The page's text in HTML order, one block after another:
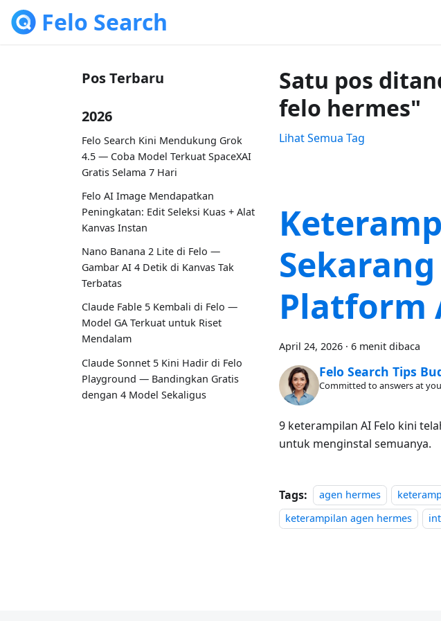
Felo Search
Pos Terbaru
2026
Felo Search Kini Mendukung Grok
4.5 — Coba Model Terkuat SpaceXAI
Gratis Selama 7 Hari
Felo AI Image Mendapatkan
Peningkatan: Edit Seleksi Kuas + Alat
Kanvas Instan
Nano Banana 2 Lite di Felo —
Gambar AI 4 Detik di Kanvas Tak
Terbatas
Claude Fable 5 Kembali di Felo —
Model GA Terkuat untuk Riset
Mendalam
Claude Sonnet 5 Kini Hadir di Felo
Playground — Bandingkan Gratis
dengan 4 Model Sekaligus
Satu pos
felo hermes"
Lihat Semua Tag
Platform
April 24, 2026 · 6 menit dibaca
Felo Search Tips
Committed to answers at
9 keterampilan AI Felo kini
untuk menginstal semuanya.
Tags: agen hermes
keterampilan agen hermes